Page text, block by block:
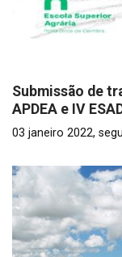
Submissão de
APDEA e IV
03 janeiro 2022,